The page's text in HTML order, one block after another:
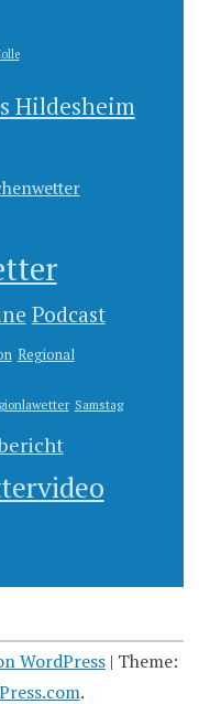
Hildesheim
Podcast
Regional
Samstag
WordPress | Theme:
.